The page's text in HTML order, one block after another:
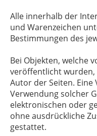
Alle innerhalb der
und Warenzeichen
Bestimmungen des
Bei Objekten, welche
veröffentlicht
Autor der Seiten.
Verwendung solcher
elektronischen oder
ohne ausdrückliche
gestattet.